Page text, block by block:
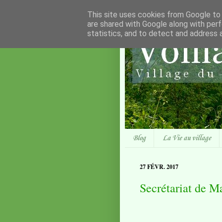
Blog La Vie au village
27 FÉVR. 2017
Secrétariat de
This site uses cookies from Google
are shared with Google along with
statistics, and to detect and address